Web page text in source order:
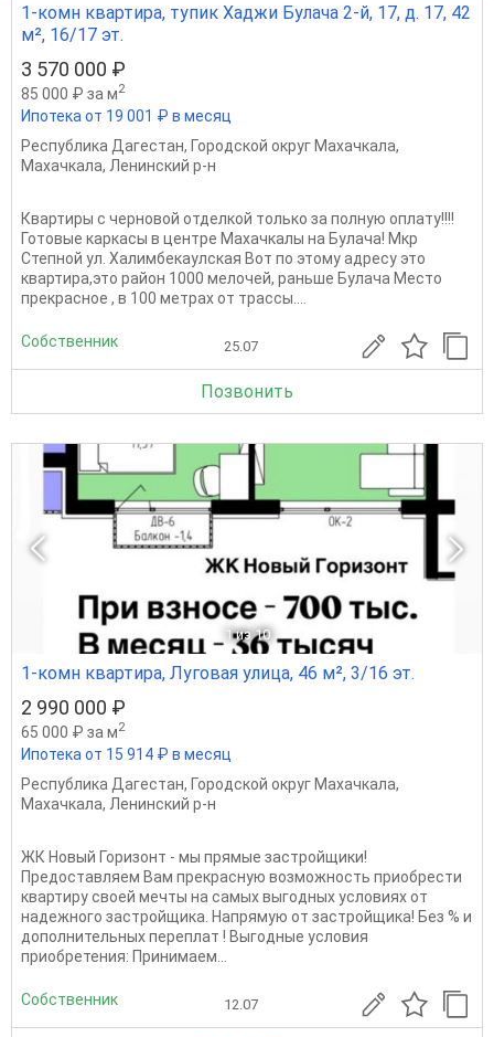
1-комн квартира, тупик Хаджи Булача 2-й, 17, д. 17, 42
м², 16/17 эт.
3 570 000 ₽
85 000 ₽ за м2
Ипотека от 19 001 ₽ в месяц
Республика Дагестан, Городской округ Махачкала,
Махачкала, Ленинский р-н
Квартиры с черновой отделкой только за полную оплату!!!!
Готовые каркасы в центре Махачкалы на Булача! Мкр
Степной ул. Халимбекаулская Вот по этому адресу это
квартира,это район 1000 мелочей, раньше Булача Место
прекрасное , в 100 метрах от трассы....
Собственник 25.07
Позвонить
1 из 10
1-комн квартира, Луговая улица, 46 м², 3/16 эт.
2 990 000 ₽
65 000 ₽ за м2
Ипотека от 15 914 ₽ в месяц
Республика Дагестан, Городской округ Махачкала,
Махачкала, Ленинский р-н
ЖК Новый Горизонт - мы прямые застройщики!
Предоставляем Вам прекрасную возможность приобрести
квартиру своей мечты на самых выгодных условиях от
надежного застройщика. Напрямую от застройщика! Без % и
дополнительных переплат ! Выгодные условия
приобретения: Принимаем...
Собственник 12.07